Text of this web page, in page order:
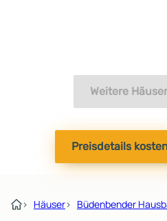
Weitere
Preisdetails
› Häuser› Büdenbender